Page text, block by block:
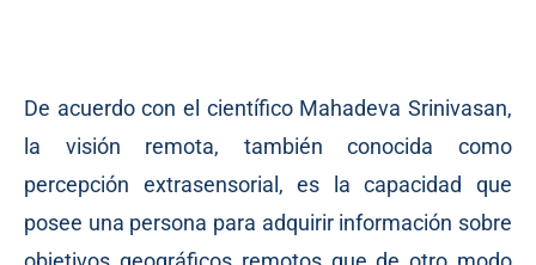
De acuerdo con el científico Mahadeva Srinivasan,
la visión remota, también conocida como
percepción extrasensorial, es la capacidad que
posee una persona para adquirir información sobre